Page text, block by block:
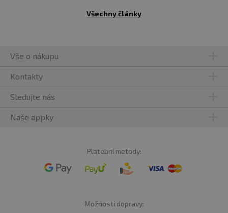
Všechny články
Vše o nákupu
Kontakty
Sledujte nás
Naše appky
Platební metody:
Možnosti dopravy: